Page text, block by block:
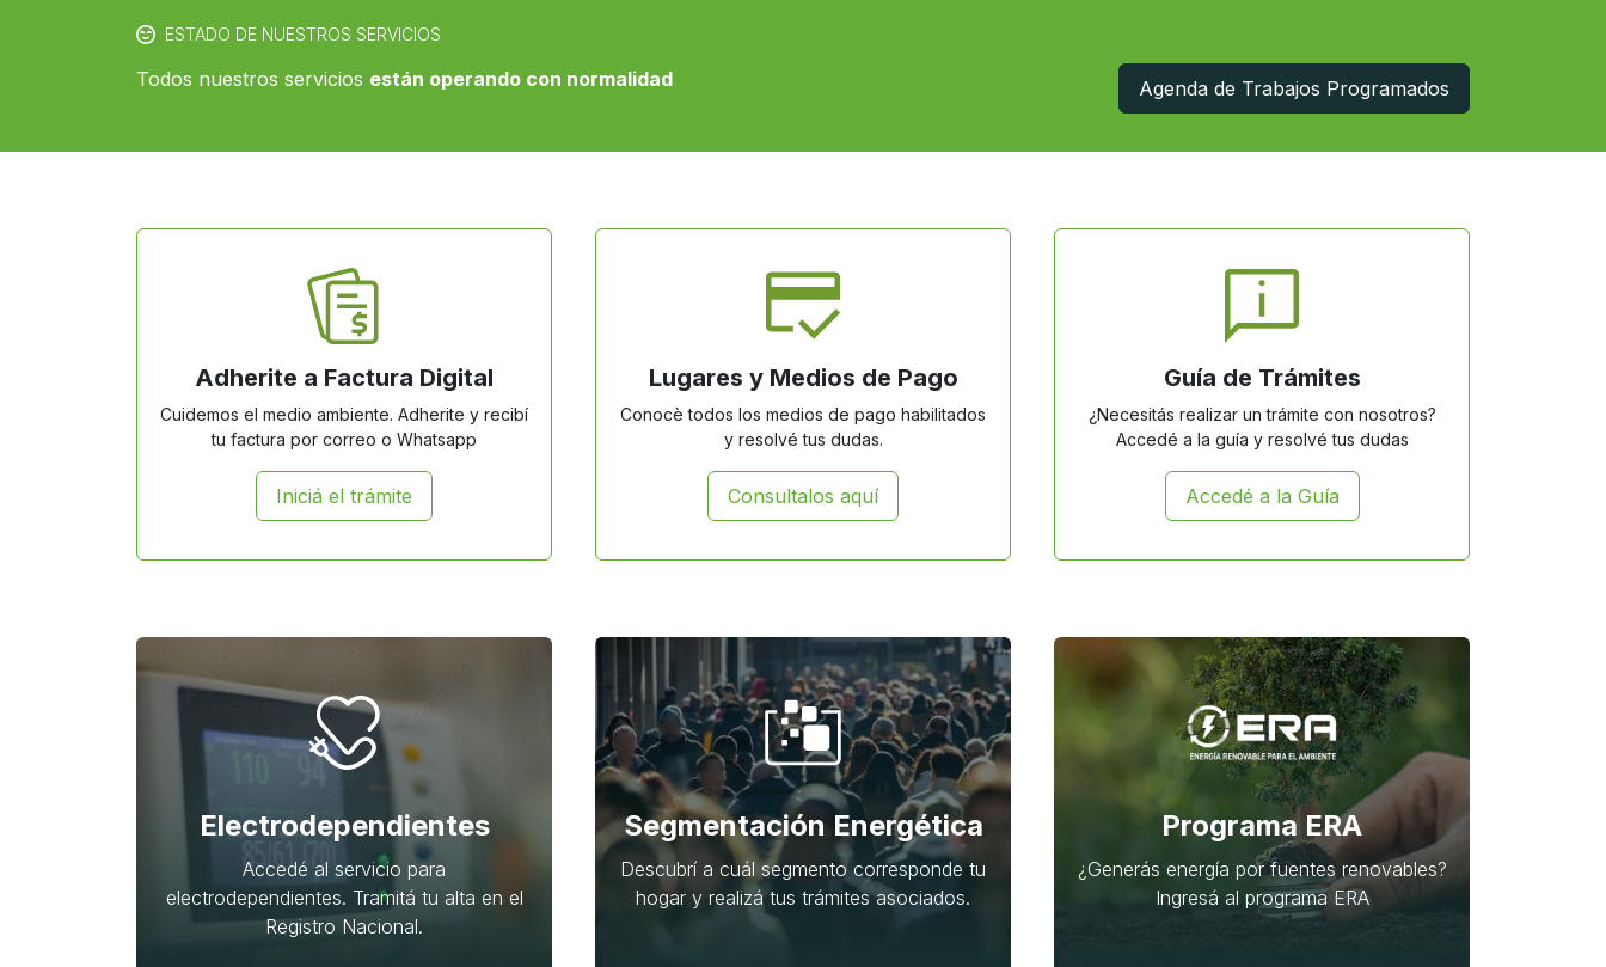
ESTADO DE NUESTROS SERVICIOS
Todos nuestros servicios están operando con normalidad Agenda de Trabajos Programados
Adherite a Factura Digital
Cuidemos el medio ambiente. Adherite y recibí
tu factura por correo o Whatsapp
Iniciá el trámite
Lugares y Medios de Pago
Conocè todos los medios de pago habilitados
y resolvé tus dudas.
Consultalos aquí
Guía de Trámites
¿Necesitás realizar un trámite con nosotros?
Accedé a la guía y resolvé tus dudas
Accedé a la Guía
Electrodependientes
Accedé al servicio para
electrodependientes. Tramitá tu alta en el
Registro Nacional.
Segmentación Energética
Descubrí a cuál segmento corresponde tu
hogar y realizá tus trámites asociados.
Programa ERA
¿Generás energía por fuentes renovables?
Ingresá al programa ERA